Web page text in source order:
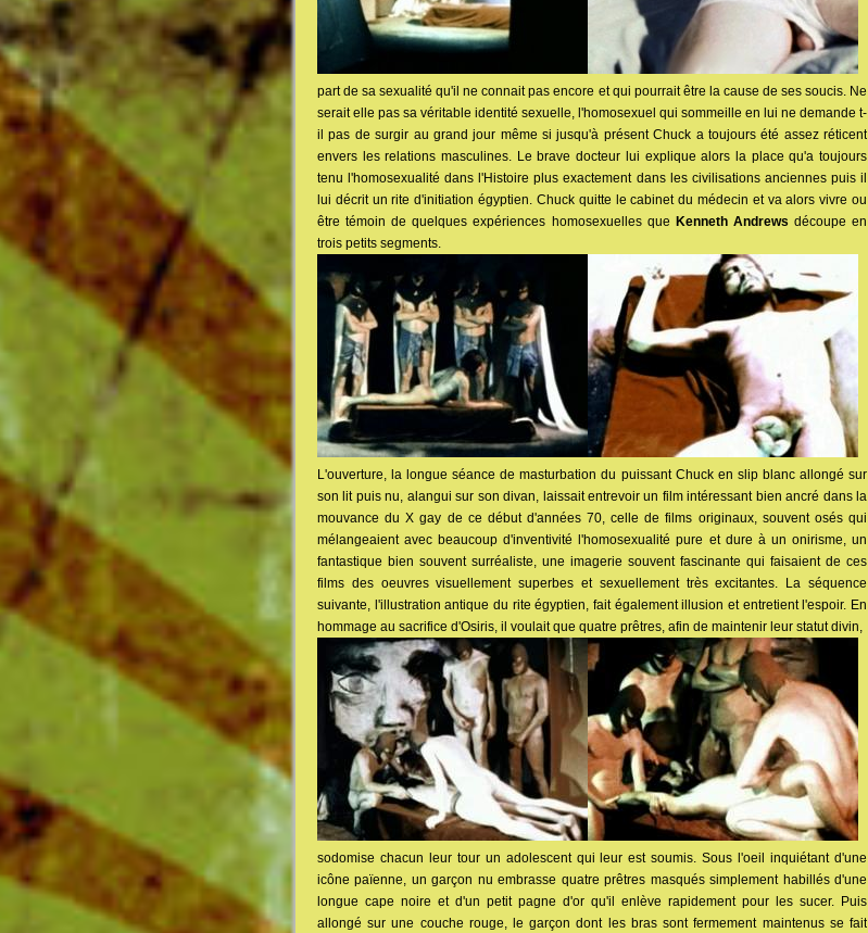
part de sa sexualité qu'il ne connait pas encore et qui pourrait être la cause de ses soucis. Ne
serait elle pas sa véritable identité sexuelle, l'homosexuel qui sommeille en lui ne demande t-
il pas de surgir au grand jour même si jusqu'à présent Chuck a toujours été assez réticent
envers les relations masculines. Le brave docteur lui explique alors la place qu'a toujours
tenu l'homosexualité dans l'Histoire plus exactement dans les civilisations anciennes puis il
lui décrit un rite d'initiation égyptien. Chuck quitte le cabinet du médecin et va alors vivre ou
être témoin de quelques expériences homosexuelles que Kenneth Andrews découpe en
trois petits segments.
L'ouverture, la longue séance de masturbation du puissant Chuck en slip blanc allongé sur
son lit puis nu, alangui sur son divan, laissait entrevoir un film intéressant bien ancré dans la
mouvance du X gay de ce début d'années 70, celle de films originaux, souvent osés qui
mélangeaient avec beaucoup d'inventivité l'homosexualité pure et dure à un onirisme, un
fantastique bien souvent surréaliste, une imagerie souvent fascinante qui faisaient de ces
films des oeuvres visuellement superbes et sexuellement très excitantes. La séquence
suivante, l'illustration antique du rite égyptien, fait également illusion et entretient l'espoir. En
hommage au sacrifice d'Osiris, il voulait que quatre prêtres, afin de maintenir leur statut divin,
sodomise chacun leur tour un adolescent qui leur est soumis. Sous l'oeil inquiétant d'une
icône païenne, un garçon nu embrasse quatre prêtres masqués simplement habillés d'une
longue cape noire et d'un petit pagne d'or qu'il enlève rapidement pour les sucer. Puis
allongé sur une couche rouge, le garçon dont les bras sont fermement maintenus se fait